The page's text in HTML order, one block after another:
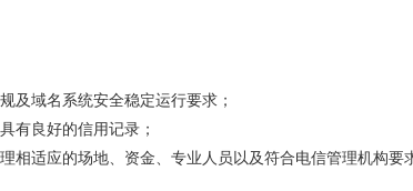
及域名系统安全稳定运行要求；
有良好的信用记录；
相适应的场地、资金、专业人员以及符合电信管理机构要